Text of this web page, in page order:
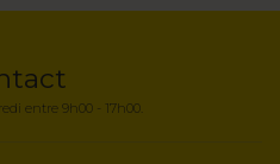
entre 9h00 - 17h00.